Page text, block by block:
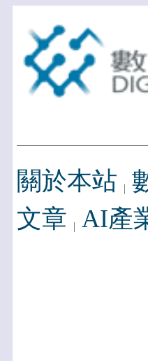
關於本站
文章 AI產